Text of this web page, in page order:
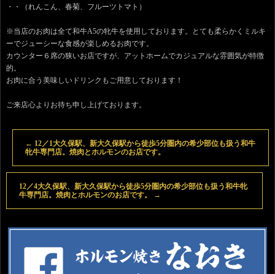
・・（れんこん、春菊、フルーツトマト）
※当店のお肉は全て和牛A5の牝牛を使用しております。とても柔らかくミルキ
ーでジューシーな食感が楽しめるお肉です。
カウンター６席の狭いお店ですが、アットホームでカジュアルな雰囲気が特徴
的。
お肉に合う美味しいドリンクもご用意しております！
ご来店心よりお待ち申し上げております。
← 12／1大久保駅、新大久保駅から徒歩5分圏内の希少部位も扱う和牛
牝牛専門店。焼肉とホルモンのお店です。
12／4大久保駅、新大久保駅から徒歩5分圏内の希少部位も扱う和牛牝
牛専門店。焼肉とホルモンのお店です。
→